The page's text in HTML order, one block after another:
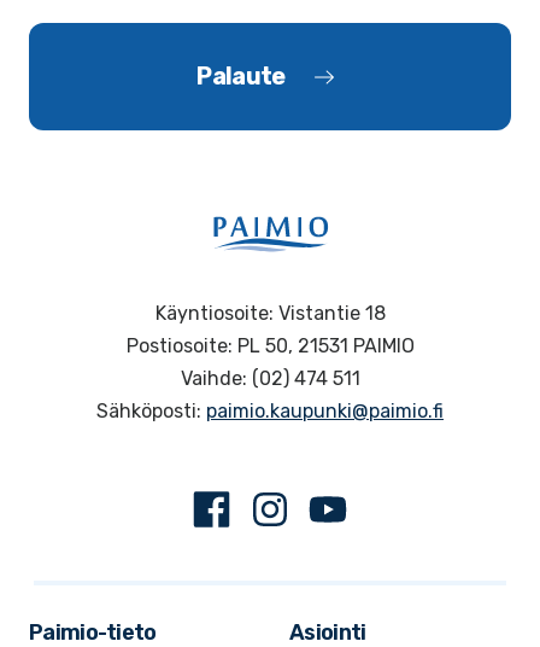
Palaute
Käyntiosoite: Vistantie 18
Postiosoite: PL 50, 21531 PAIMIO
Vaihde: (02) 474 511
Sähköposti: paimio.kaupunki@paimio.fi
FacebookInstagram
Paimio-tieto Asiointi